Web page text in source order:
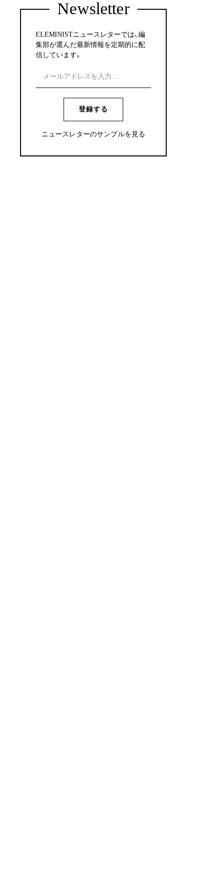
Newsletter
ELEMINISTニュースレターでは、編
集部が選んだ最新情報を定期的に配
信しています。
登録する
ニュースレターのサンプルを見る